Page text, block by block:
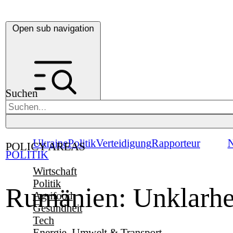
Open sub navigation
Suchen
POLICY AREAS
Wirtschaft
Politik
Agrifood
Gesundheit
Tech
UkrainePolitikVerteidigungRapporteur
Rumänien:
POLITIK